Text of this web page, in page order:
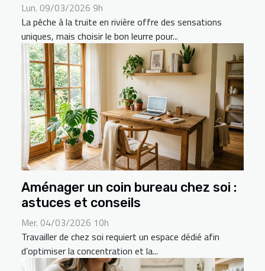
Lun. 09/03/2026 9h
La pêche à la truite en rivière offre des sensations
uniques, mais choisir le bon leurre pour...
Aménager un coin bureau chez soi :
astuces et conseils
Mer. 04/03/2026 10h
Travailler de chez soi requiert un espace dédié afin
d’optimiser la concentration et la...